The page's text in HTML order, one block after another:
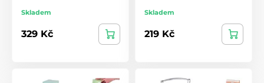
Skladem
329 Kč
Skladem
219 Kč